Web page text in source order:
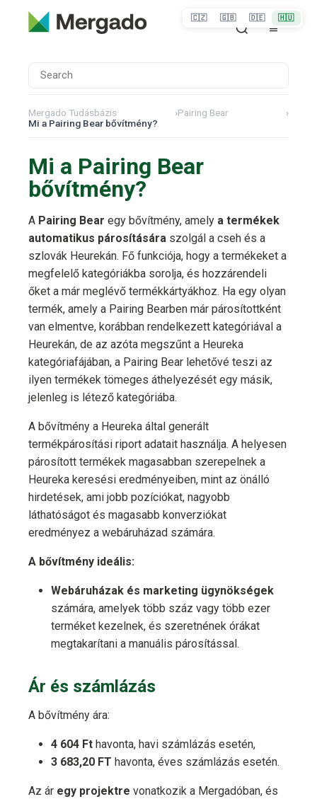
Mergado Tudásbázis ›Pairing Bear
›
Mi a Pairing Bear bővítmény?
Mi a Pairing Bear
bővítmény?
A Pairing Bear egy bővítmény, amely a termékek
automatikus párosítására szolgál a cseh és a
szlovák Heurekán. Fő funkciója, hogy a termékeket a
megfelelő kategóriákba sorolja, és hozzárendeli
őket a már meglévő termékkártyákhoz. Ha egy olyan
termék, amely a Pairing Bearben már párosítottként
van elmentve, korábban rendelkezett kategóriával a
Heurekán, de az azóta megszűnt a Heureka
kategóriafájában, a Pairing Bear lehetővé teszi az
ilyen termékek tömeges áthelyezését egy másik,
jelenleg is létező kategóriába.
A bővítmény a Heureka által generált
termékpárosítási riport adatait használja. A helyesen
párosított termékek magasabban szerepelnek a
Heureka keresési eredményeiben, mint az önálló
hirdetések, ami jobb pozíciókat, nagyobb
láthatóságot és magasabb konverziókat
eredményez a webáruházad számára.
A bővítmény ideális:
Webáruházak és marketing ügynökségek
számára, amelyek több száz vagy több ezer
terméket kezelnek, és szeretnének órákat
megtakarítani a manuális párosítással.
Ár és számlázás
A bővítmény ára:
4 604 Ft havonta, havi számlázás esetén,
3 683,20 FT havonta, éves számlázás esetén.
Az ár egy projektre vonatkozik a Mergadóban, és
🇨🇿 🇬🇧 🇩🇪 🇭🇺